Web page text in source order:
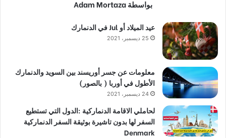
بواسطة Adam Mortaza
عيد الميلاد أو Jul في الدنمارك
25 ديسمبر، 2021
معلومات عن جسر أوريسند بين السويد والدنمارك
الأطول في أوربا ( بالصور)
24 ديسمبر، 2021
لحاملي الاقامة الدنماركية :الدول التي تستطيع
السفر لها بدون تاشيرة بوثيقة السفر الدنماركية
Denmark